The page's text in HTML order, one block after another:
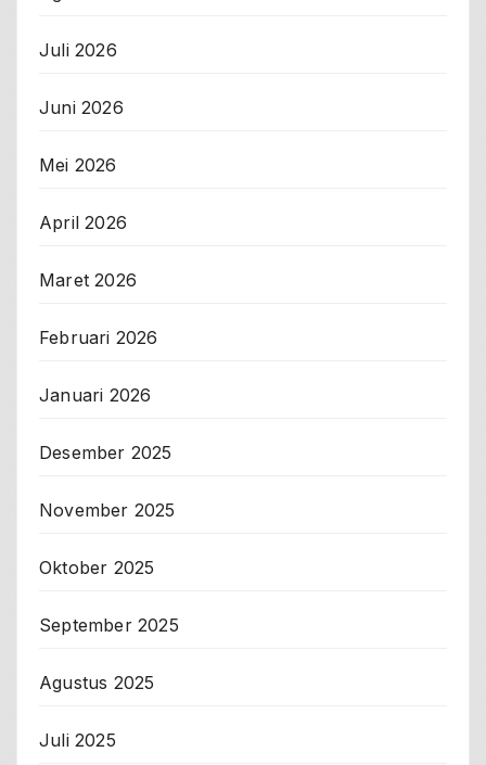
Juli 2026
Juni 2026
Mei 2026
April 2026
Maret 2026
Februari 2026
Januari 2026
Desember 2025
November 2025
Oktober 2025
September 2025
Agustus 2025
Juli 2025